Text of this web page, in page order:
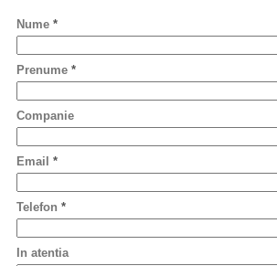
Nume *
Prenume *
Companie
Email *
Telefon *
In atentia